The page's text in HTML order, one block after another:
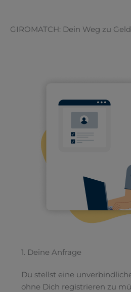
GIROMATCH: Dein Weg zu Geld
1. Deine Anfrage
Du stellst eine
ohne Dich registrieren zu